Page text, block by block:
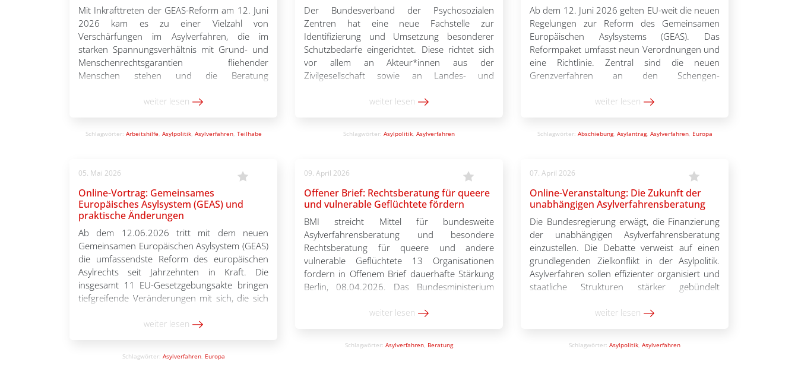
Mit Inkrafttreten der GEAS-Reform am 12. Juni
2026 kam es zu einer Vielzahl von
Verschärfungen im Asylverfahren, die im
starken Spannungsverhältnis mit Grund- und
Menschenrechtsgarantien fliehender
Menschen stehen und die Beratung
Arbeitsstelle für Forschung, Dokumentation,
herausgebracht, die […]
weiter lesen
Schlagwörter: Arbeitshilfe, Asylpolitik, Asylverfahren, Teilhabe
Der Bundesverband der Psychosozialen
Zentren hat eine neue Fachstelle zur
Identifizierung und Umsetzung besonderer
Schutzbedarfe eingerichtet. Diese richtet sich
vor allem an Akteur*innen aus der
Zivilgesellschaft sowie an Landes- und
Schutzbedarfe frühzeitig zu identifizieren. So
Zusammenarbeit und Dialog zu fördern.
weiter lesen
Schlagwörter: Asylpolitik, Asylverfahren
Ab dem 12. Juni 2026 gelten EU-weit die neuen
Regelungen zur Reform des Gemeinsamen
Europäischen Asylsystems (GEAS). Das
Reformpaket umfasst neun Verordnungen und
eine Richtlinie. Zentral sind die neuen
Grenzverfahren an den Schengen-
Möglichkeit, Asylanträge in sehr vielen Fällen im
geringeren Rechtsschutz für die […]
weiter lesen
Schlagwörter: Abschiebung, Asylantrag, Asylverfahren, Europa
05. Mai 2026
Online-Vortrag: Gemeinsames
Europäisches Asylsystem (GEAS) und
praktische Änderungen
Ab dem 12.06.2026 tritt mit dem neuen
Gemeinsamen Europäischen Asylsystem (GEAS)
die umfassendste Reform des europäischen
Asylrechts seit Jahrzehnten in Kraft. Die
insgesamt 11 EU-Gesetzgebungsakte bringen
tiefgreifende Veränderungen mit sich, die sich
Mittelpunkt des Vortrags mit RA.in Claire Deery
weiter lesen
Schlagwörter: Asylverfahren, Europa
09. April 2026
Offener Brief: Rechtsberatung für queere
und vulnerable Geflüchtete fördern
BMI streicht Mittel für bundesweite
Asylverfahrensberatung und besondere
Rechtsberatung für queere und andere
vulnerable Geflüchtete 13 Organisationen
fordern in Offenem Brief dauerhafte Stärkung
Berlin, 08.04.2026. Das Bundesministerium
für eine bundesweite Asylverfahrensberatung
gestrichen werden sollen. 13 unterzeichnende
weiter lesen
Schlagwörter: Asylverfahren, Beratung
07. April 2026
Online-Veranstaltung: Die Zukunft der
unabhängigen Asylverfahrensberatung
Die Bundesregierung erwägt, die Finanzierung
der unabhängigen Asylverfahrensberatung
einzustellen. Die Debatte verweist auf einen
grundlegenden Zielkonflikt in der Asylpolitik.
Asylverfahren sollen effizienter organisiert und
staatliche Strukturen stärker gebündelt
diesen Bedingungen faire und rechtsstaatliche
den vergangenen Jahren als bundesweites […]
weiter lesen
Schlagwörter: Asylpolitik, Asylverfahren